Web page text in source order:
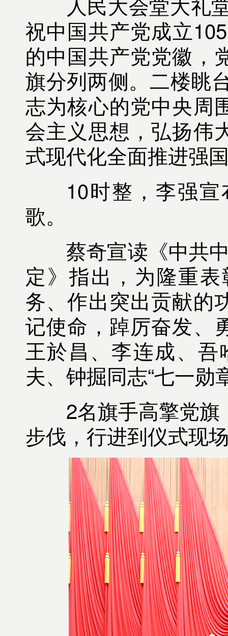
祝中国共产党成立
的中国共产党党徽，
旗分列两侧。二楼眺
志为核心的党中央周
会主义思想，弘扬伟
式现代化全面推进强
10时整，李强宣
歌。
蔡奇宣读《中共中
定》指出，为隆重
务、作出突出贡献的
记使命，踔厉奋发、
王於昌、李连成、吾
夫、钟掘同志“七一勋
2名旗手高擎党旗
步伐，行进到仪式现